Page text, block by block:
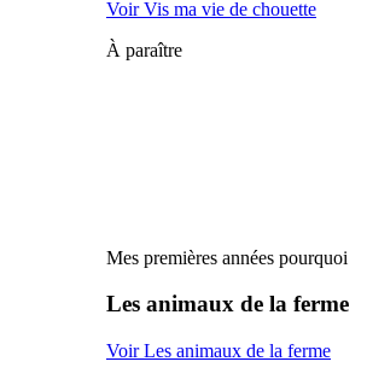
Voir Vis ma vie de chouette
À paraître
Mes premières années pourquoi
Les animaux de la ferme
Voir Les animaux de la ferme